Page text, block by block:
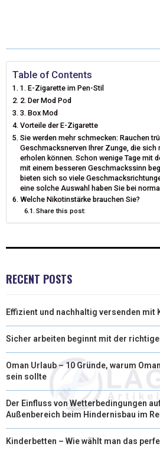
W
T
T
E
R
)
E
O
K
T
S
T
Table of Contents
1. E-Zigarette im Pen-Stil
2. Der Mod Pod
3. Box Mod
Vorteile der E-Zigarette
Sie werden mehr schmecken: Rauchen
Geschmacksnerven Ihrer Zunge, die sich
erholen können. Schon wenige Tage mit
mit einem besseren Geschmackssinn
bieten sich so viele
eine solche Auswahl haben Sie bei
Welche Nikotinstärke brauchen Sie?
Share this post:
RECENT POSTS
Effizient und nachhaltig versenden mit
Sicher arbeiten beginnt mit der
Oman Urlaub – 10 Gründe, warum
sein sollte
Der Einfluss von Wetterbedingungen
Außenbereich beim Hindernisbau im
Kinderbetten – Wie wählt man das